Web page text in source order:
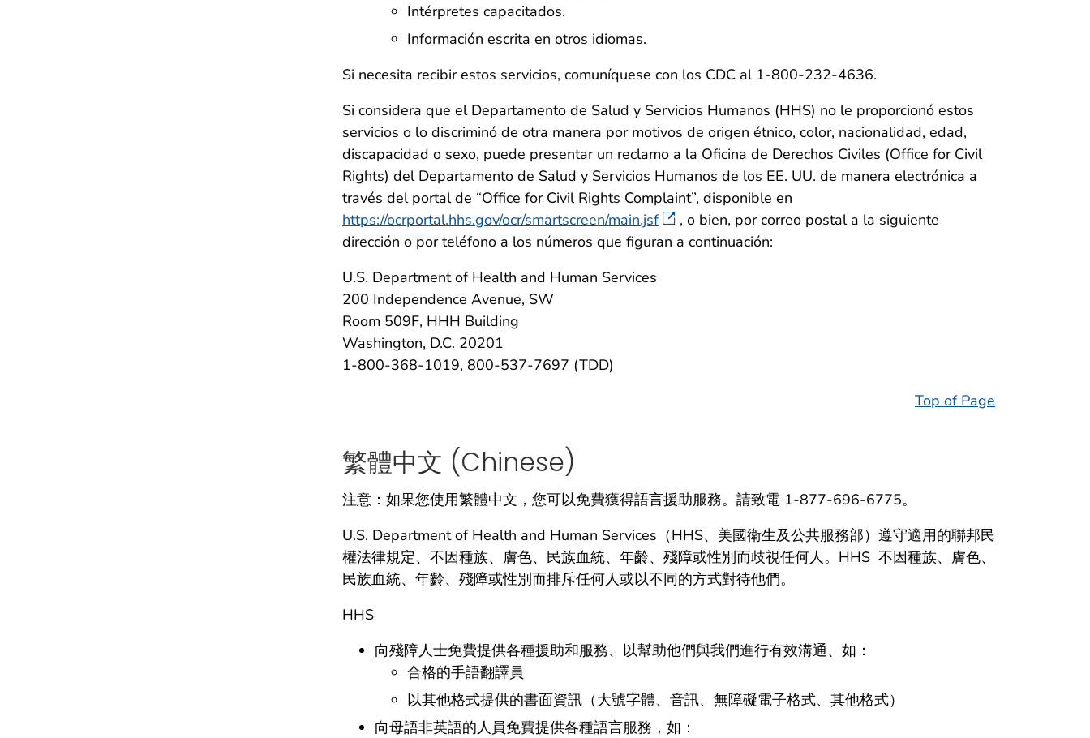
Intérpretes capacitados.
Información escrita en otros idiomas.
Si necesita recibir estos servicios, comuníquese con los CDC al 1-800-232-4636.
Si considera que el Departamento de Salud y Servicios Humanos (HHS) no le proporcionó estos
servicios o lo discriminó de otra manera por motivos de origen étnico, color, nacionalidad, edad,
discapacidad o sexo, puede presentar un reclamo a la Oficina de Derechos Civiles (Office for Civil
Rights) del Departamento de Salud y Servicios Humanos de los EE. UU. de manera electrónica a
través del portal de “Office for Civil Rights Complaint”, disponible en
https://ocrportal.hhs.gov/ocr/smartscreen/main.jsf
, o bien, por correo postal a la siguiente
dirección o por teléfono a los números que figuran a continuación:
U.S. Department of Health and Human Services
200 Independence Avenue, SW
Room 509F, HHH Building
Washington, D.C. 20201
1-800-368-1019, 800-537-7697 (TDD)
Top of Page
繁體中文 (Chinese)
注意：如果您使用繁體中文，您可以免費獲得語言援助服務。請致電 1-877-696-6775。
U.S. Department of Health and Human Services（HHS、美國衛生及公共服務部）遵守適用的聯邦民
權法律規定、不因種族、膚色、民族血統、年齡、殘障或性別而歧視任何人。HHS 不因種族、膚色、
民族血統、年齡、殘障或性別而排斥任何人或以不同的方式對待他們。
HHS
向殘障人士免費提供各種援助和服務、以幫助他們與我們進行有效溝通、如：
合格的手語翻譯員
以其他格式提供的書面資訊（大號字體、音訊、無障礙電子格式、其他格式）
向母語非英語的人員免費提供各種語言服務，如：